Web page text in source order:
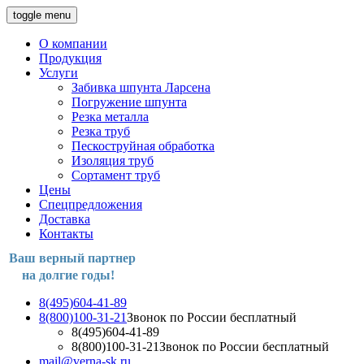
toggle menu
О компании
Продукция
Услуги
Забивка шпунта Ларсена
Погружение шпунта
Резка металла
Резка труб
Пескоструйная обработка
Изоляция труб
Сортамент труб
Цены
Спецпредложения
Доставка
Контакты
Ваш верный партнер
на долгие годы!
8(495)604-41-89
8(800)100-31-21Звонок по России бесплатный
8(495)604-41-89
8(800)100-31-21Звонок по России бесплатный
mail@verna-sk.ru